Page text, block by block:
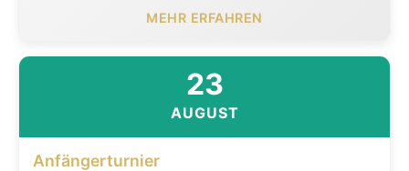
MEHR ERFAHREN
23
AUGUST
Anfängerturnier